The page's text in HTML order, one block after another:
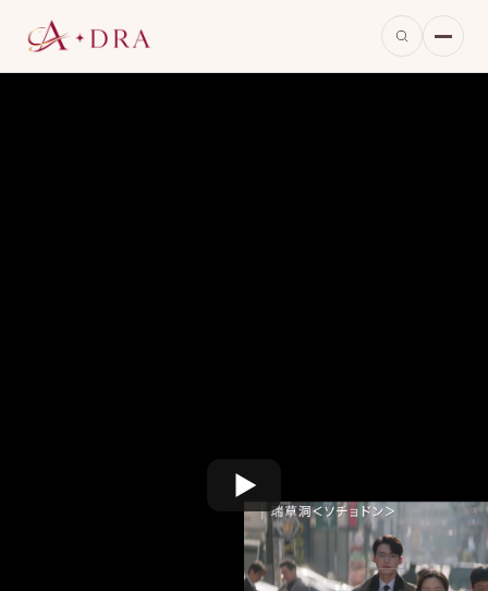
瑞草洞〈ソチョドン〉
서초동